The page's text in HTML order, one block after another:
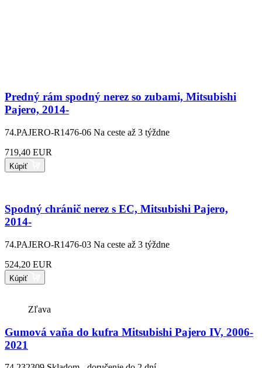
Predný rám spodný nerez so zubami, Mitsubishi
Pajero, 2014-
74.PAJERO-R1476-06 Na ceste až 3 týždne
719,40 EUR
Kúpiť
Spodný chránič nerez s EC, Mitsubishi Pajero,
2014-
74.PAJERO-R1476-03 Na ceste až 3 týždne
524,20 EUR
Kúpiť
Zľava
Gumová vaňa do kufra Mitsubishi Pajero IV, 2006-
2021